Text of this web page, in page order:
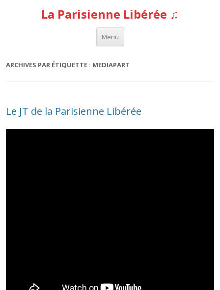
La Parisienne Libérée ♫
Menu
Aller au contenu
ARCHIVES PAR ÉTIQUETTE : MEDIAPART
Le JT de la Parisienne Libérée